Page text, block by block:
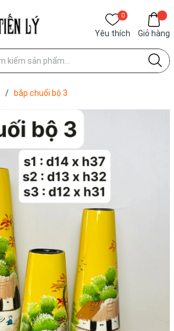
0
Yêu thích Giỏ hàng
/ bắp chuối bộ 3